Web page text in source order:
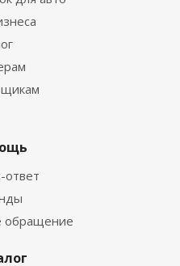
ответ
обращение